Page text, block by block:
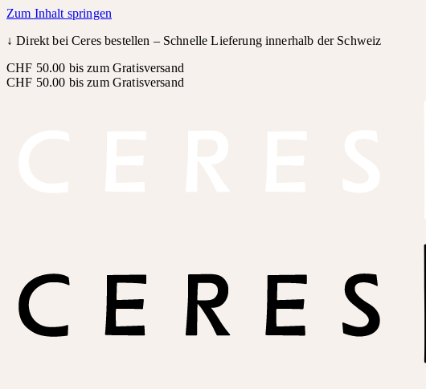
Zum Inhalt springen
↓Direkt bei Ceres bestellen – Schnelle Lieferung innerhalb der Schweiz
CHF 50.00 bis zum Gratisversand
CHF 50.00 bis zum Gratisversand